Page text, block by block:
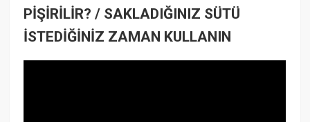
PİŞİRİLİR? / SAKLADIĞINIZ SÜTÜ
İSTEDİĞİNİZ ZAMAN KULLANIN